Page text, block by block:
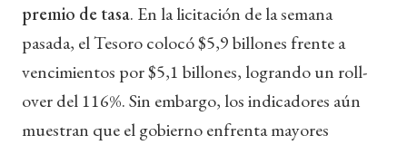
premio de tasa. En la licitación de la semana
pasada, el Tesoro colocó $5,9 billones frente a
vencimientos por $5,1 billones, logrando un roll-
over del 116%. Sin embargo, los indicadores aún
muestran que el gobierno enfrenta mayores